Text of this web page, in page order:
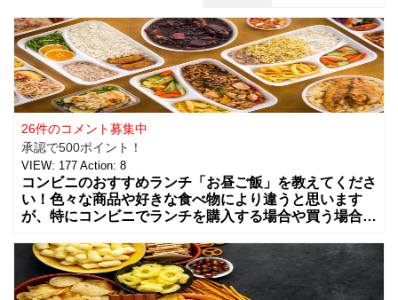
26件のコメント募集中
承認で500ポイント！
VIEW: 177 Action: 8
コンビニのおすすめランチ「お昼ご飯」を教えてくださ
い！色々な商品や好きな食べ物により違うと思います
が、特にコンビニでランチを購入する場合や買う場合に
カップラーメンやコンビニ弁当、総菜やサラダ